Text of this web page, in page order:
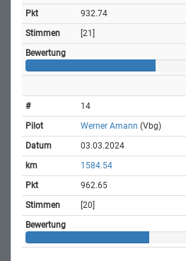
932.74
[21]
14
Werner Amann (Vbg)
03.03.2024
1584.54
962.65
[20]